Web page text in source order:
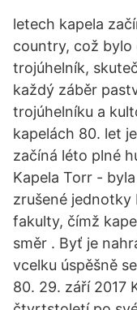
letech kapela
country, což
trojúhelník,
každý záběr
trojúhelníku a
kapelách 80. let
začíná léto plné
Kapela Torr -
zrušené jednotky
fakulty, čímž
směr . Byť je
vcelku úspěšně
80. 29. září 2017